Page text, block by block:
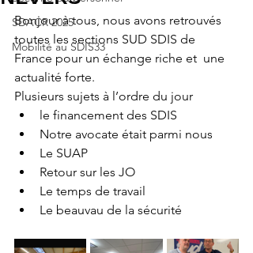
SDACR 2025
Mobilité au SDIS33
Bonjour à tous, nous avons retrouvés
toutes les sections SUD SDIS de
France pour un échange riche et  une
actualité forte.
Plusieurs sujets à l’ordre du jour
le financement des SDIS
Notre avocate était parmi nous
Le SUAP
Retour sur les JO
Le temps de travail
Le beauvau de la sécurité